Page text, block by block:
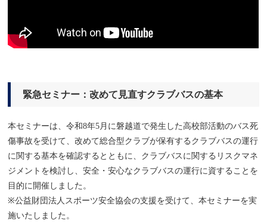
緊急セミナー：改めて見直すクラブバスの基本
本セミナーは、令和8年5月に磐越道で発生した高校部活動のバス死
傷事故を受けて、改めて総合型クラブが保有するクラブバスの運行
に関する基本を確認するとともに、クラブバスに関するリスクマネ
ジメントを検討し、安全・安心なクラブバスの運行に資することを
目的に開催しました。
※公益財団法人スポーツ安全協会の支援を受けて、本セミナーを実
施いたしました。